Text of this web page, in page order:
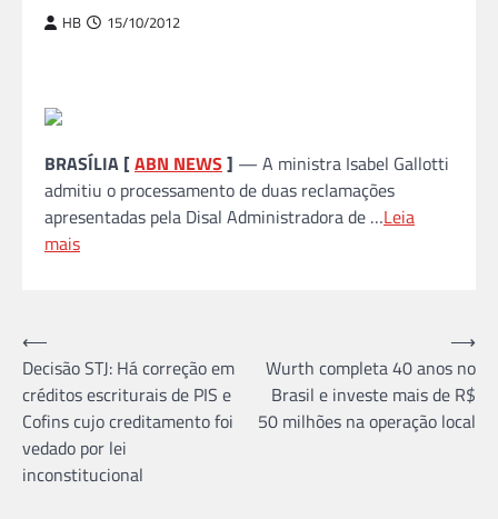
HB 15/10/2012
BRASÍLIA [ABN NEWS ] — A ministra Isabel Gallotti
admitiu o processamento de duas reclamações
apresentadas pela Disal Administradora de …Leia
mais
Navegação
de
Post
⟵
Decisão STJ: Há correção em
créditos escriturais de PIS e
Cofins cujo creditamento foi
vedado por lei
inconstitucional
Wurth completa 40 anos no
Brasil e investe mais de R$
50 milhões na operação local
⟶